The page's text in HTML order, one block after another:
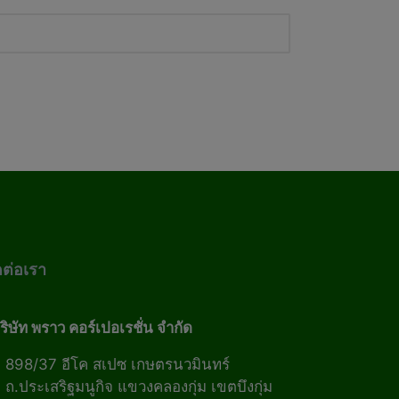
อเรา
ษัท พราว คอร์เปอเรชั่น จำกัด
898/37 อีโค สเปซ เกษตรนวมินทร์
ถ.ประเสริฐมนูกิจ แขวงคลองกุ่ม เขตบึงกุ่ม